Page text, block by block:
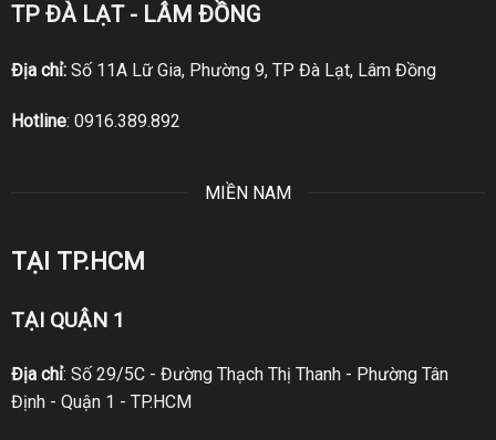
TP ĐÀ LẠT - LÂM ĐỒNG
Địa chỉ:Số 11A Lữ Gia, Phường 9, TP Đà Lạt, Lâm Đồng
Hotline: 0916.389.892
MIỀN NAM
TẠI TP.HCM
TẠI QUẬN 1
Địa chỉ: Số 29/5C - Đường Thạch Thị Thanh - Phường Tân
Định - Quận 1 - TP.HCM